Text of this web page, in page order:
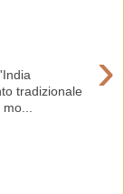
›
tradizionale